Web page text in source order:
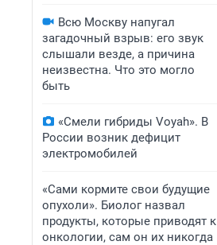
Всю Москву напугал
загадочный взрыв: его звук
слышали везде, а причина
неизвестна. Что это могло
быть
«Смели гибриды Voyah». В
России возник дефицит
электромобилей
«Сами кормите свои будущие
опухоли». Биолог назвал
продукты, которые приводят к
онкологии, сам он их никогда